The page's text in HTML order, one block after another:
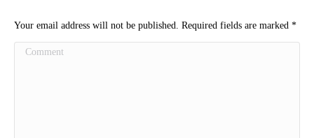
Your email address will not be published. Required fields are marked *
Comment